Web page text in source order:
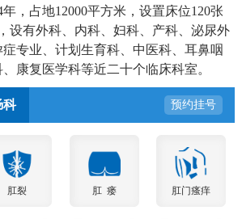
年，占地12000平方米，设置床位120张
设有外科、内科、妇科、产科、泌尿外
专业、计划生育科、中医科、耳鼻咽
康复医学科等近二十个临床科室。
科 预约挂号
肛裂 肛 瘘 肛门瘙痒